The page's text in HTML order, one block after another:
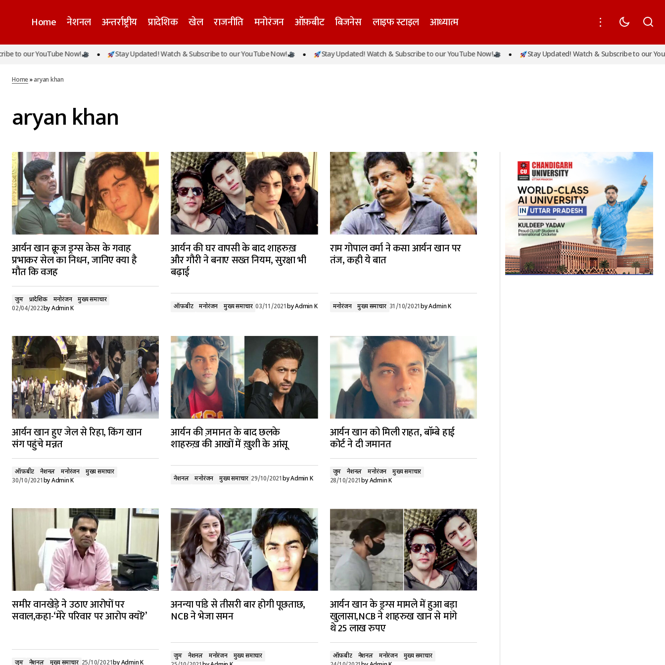
Home नेशनल अन्तर्राष्ट्रीय प्रादेशिक खेल राजनीति मनोरंजन ऑफ़बीट बिजनेस लाइफ स्टाइल आध्यात्म
our YouTube Now! Stay Updated! Watch & Subscribe to our YouTube Now! Stay Updated! Watch & Subscribe to our YouTube Now! Stay Updated! Watch & Subscribe to our YouTube
Home»aryan khan
aryan khan
आर्यन खान क्रूज ड्रग्स केस के गवाह
प्रभाकर सेल का निधन, जानिए क्या है
मौत कि वजह
जुर्म प्रादेशिक मनोरंजन
मुख्य समाचार
02/04/2022byAdmin K
आर्यन की घर वापसी के बाद शाहरुख़
और गौरी ने बनाए सख्त नियम, सुरक्षा भी
बढ़ाई
ऑफ़बीट मनोरंजन मुख्य समाचार 03/11/2021byAdmin K
राम गोपाल वर्मा ने कसा आर्यन खान पर
तंज, कही ये बात
मनोरंजन मुख्य समाचार 31/10/2021byAdmin K
आर्यन खान हुए जेल से रिहा, किंग खान
संग पहुंचे मन्नत
ऑफ़बीट नेशनल मनोरंजन
मुख्य समाचार
30/10/2021byAdmin K
आर्यन की ज़मानत के बाद छलके
शाहरुख़ की आखों में ख़ुशी के आंसू
नेशनल मनोरंजन मुख्य समाचार 29/10/2021byAdmin K
आर्यन खान को मिली राहत, बाॅम्बे हाई
कोर्ट ने‌ दी जमानत
जुर्म नेशनल मनोरंजन
मुख्य समाचार
28/10/2021by Admin K
समीर वानखेड़े ने उठाए आरोपों पर
सवाल,कहा-‘मेरे परिवार पर आरोप क्यों?’
जुर्म नेशनल मुख्य समाचार 25/10/2021byAdmin K
अनन्या पांडे से तीसरी बार होगी पूछताछ,
NCB ने भेजा समन
जुर्म नेशनल मनोरंजन
मुख्य समाचार
आर्यन खान के ड्रग्स मामले में हुआ बड़ा
खुलासा,NCB ने शाहरुख खान से मांगे
थे 25 लाख रुपए
ऑफ़बीट नेशनल मनोरंजन
मुख्य समाचार